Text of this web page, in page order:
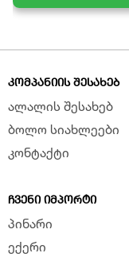
ᲙᲝᲛᲞᲐᲜᲘᲘᲡ ᲨᲔᲡᲐᲮᲔᲑ
ალალის შესახებ
ბოლო სიახლეები
კონტაქტი
ᲩᲕᲔᲜᲘ ᲘᲛᲞᲝᲠᲢᲘ
პინარი
ექერი